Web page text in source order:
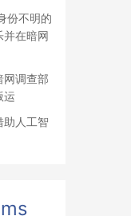
份不明的
并在暗网
网调查部
运
助人工智